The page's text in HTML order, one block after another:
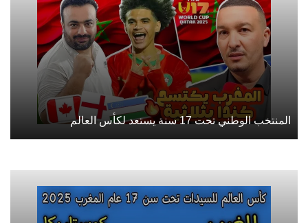
المنتخب الوطني تحت 17 سنة يستعد لكأس العالم